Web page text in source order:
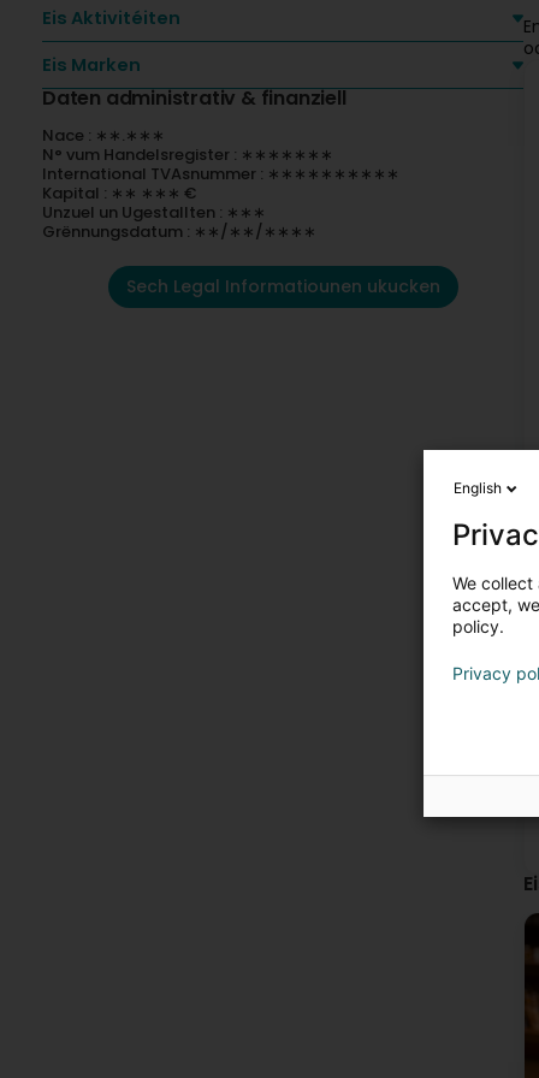
Eis Aktivitéiten
Eis Marken
Daten administrativ & finanziell
Nace : ∗∗.∗∗∗
N° vum Handelsregister : ∗∗∗∗∗∗∗
International TVAsnummer : ∗∗∗∗∗∗∗∗∗∗
Kapital : ∗∗ ∗∗∗ €
Unzuel un Ugestallten : ∗∗∗
Grënnungsdatum : ∗∗/∗∗/∗∗∗∗
Sech Legal Informatiounen ukucken
English
We
accept,
policy.
Privacy